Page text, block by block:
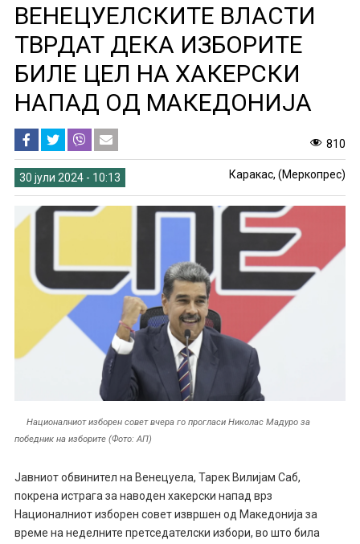
ВЕНЕЦУЕЛСКИТЕ ВЛАСТИ
ТВРДАТ ДЕКА ИЗБОРИТЕ
БИЛЕ ЦЕЛ НА ХАКЕРСКИ
НАПАД ОД МАКЕДОНИЈА
810
30 јули 2024 - 10:13 Каракас, (Меркопрес)
Националниот изборен совет вчера го прогласи Николас Мадуро за
победник на изборите (Фото: АП)
Јавниот обвинител на Венецуела, Тарек Вилијам Саб,
покрена истрага за наводен хакерски напад врз
Националниот изборен совет извршен од Македонија за
време на неделните претседателски избори, во што била